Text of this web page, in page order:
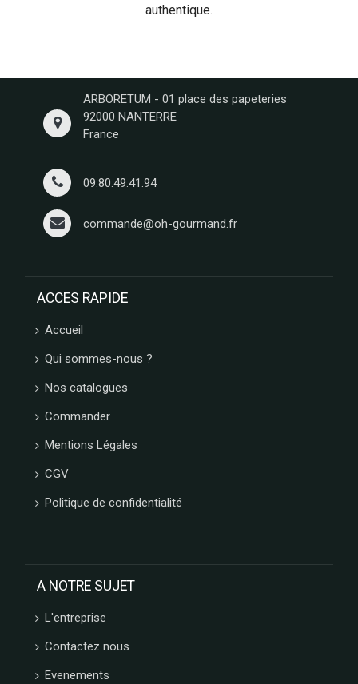
authentique.
ARBORETUM - 01 place des papeteries
92000 NANTERRE
France
09.80.49.41.94
commande@oh-gourmand.fr
ACCES RAPIDE
Accueil
Qui sommes-nous ?
Nos catalogues
Commander
Mentions Légales
CGV
Politique de confidentialité
A NOTRE SUJET
L'entreprise
Contactez nous
Evenements